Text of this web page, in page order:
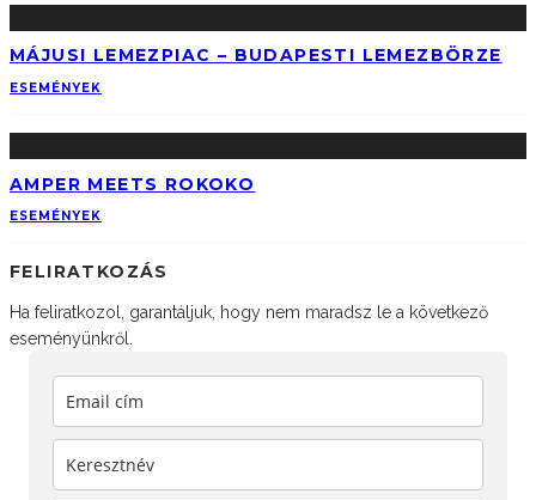
MÁJUSI LEMEZPIAC – BUDAPESTI LEMEZBÖRZE
ESEMÉNYEK
AMPER MEETS ROKOKO
ESEMÉNYEK
FELIRATKOZÁS
Ha feliratkozol, garantáljuk, hogy nem maradsz le a következő
eseményünkről.